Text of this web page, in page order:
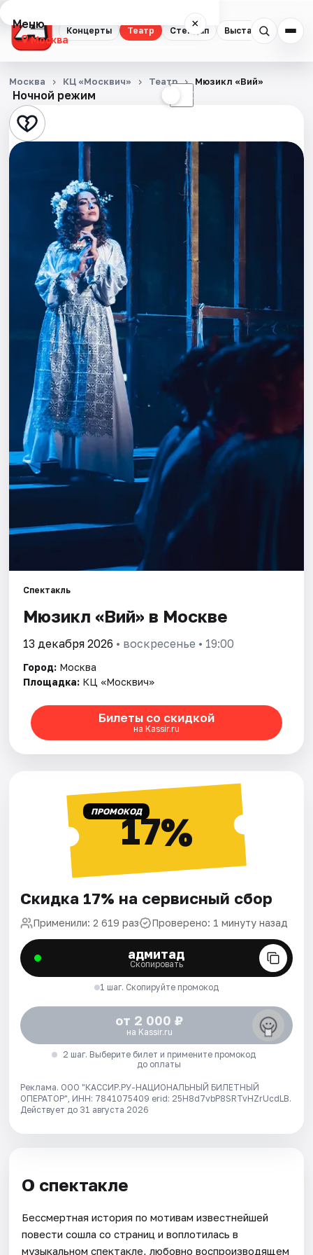
Концерты Театр Стендап Выставки
Меню ×
Москва
Концерты
Театр
Стендап
Квесты
Экскурсии
Спорт
События
Города
Площадки
Артисты
Рейтинги
Ночной режим ☾
Москва КЦ «Москвич» Театр Мюзикл «Вий»
Спектакль
Мюзикл «Вий» в Москве
13 декабря 2026 • воскресенье • 19:00
Город: Москва
Площадка: КЦ «Москвич»
Билеты со скидкой
на Kassir.ru
ПРОМОКОД17%
Скидка 17% на сервисный сбор
Применили: 2 619 раз Проверено: 1 минуту назад
адмитад
Скопировать
1 шаг. Скопируйте промокод
от 2 000 ₽
на Kassir.ru
2 шаг. Выберите билет и примените промокод
до оплаты
Реклама. ООО "КАССИР.РУ-НАЦИОНАЛЬНЫЙ БИЛЕТНЫЙ
ОПЕРАТОР", ИНН: 7841075409 erid: 25H8d7vbP8SRTvHZrUcdLB.
Действует до 31 августа 2026
О спектакле
Бессмертная история по мотивам известнейшей
повести сошла со страниц и воплотилась в
музыкальном спектакле, любовно воспроизводящем